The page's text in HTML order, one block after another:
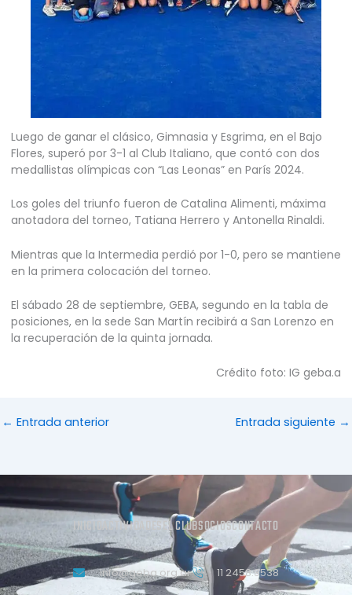
Luego de ganar el clásico, Gimnasia y Esgrima, en el Bajo
Flores, superó por 3-1 al Club Italiano, que contó con dos
medallistas olímpicas con “Las Leonas” en París 2024.
Los goles del triunfo fueron de Catalina Alimenti, máxima
anotadora del torneo, Tatiana Herrero y Antonella Rinaldi.
Mientras que la Intermedia perdió por 1-0, pero se mantiene
en la primera colocación del torneo.
El sábado 28 de septiembre, GEBA, segundo en la tabla de
posiciones, en la sede San Martín recibirá a San Lorenzo en
la recuperación de la quinta jornada.
Crédito foto: IG geba.a
← Entrada anterior Entrada siguiente →
INICIOACTIVIDADES EL CLUBSOCIOSCONTACTO
info@geba.org.ar 11 2458.3538